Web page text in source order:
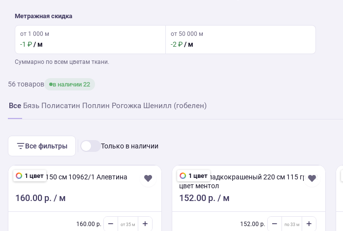
Метражная скидка
от 1 000 м
-1 ₽/ м
от 50 000 м
-2 ₽/ м
Суммарно по всем цветам ткани.
56 товаров в наличии 22
Все Бязь Полисатин Поплин Рогожка Шенилл (гобелен)
Все фильтры Только в наличии
1 цвет
Рогожка 150 см 10962/1 Алевтина
160.00 р. / м
160.00 р.
1 цвет
Поплин гладкокрашеный 220 см 115 гр/м2
цвет ментол
152.00 р. / м
152.00 р.